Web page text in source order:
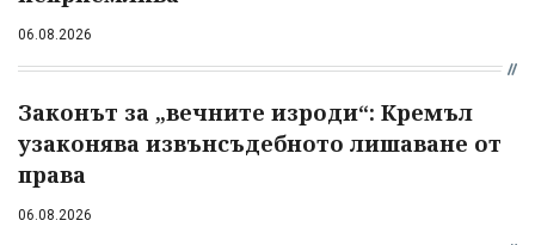
06.08.2026
Законът за „вечните изроди“: Кремъл
узаконява извънсъдебното лишаване от
права
06.08.2026